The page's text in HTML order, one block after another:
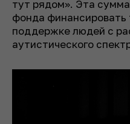
тут рядом». Эта
фонда
поддержке людей с
аутистического